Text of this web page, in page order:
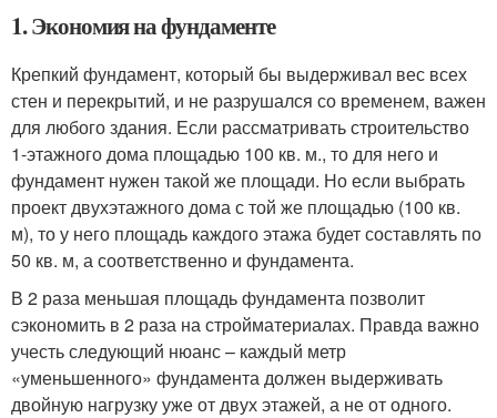
1. Экономия на фундаменте
Крепкий фундамент, который бы выдерживал вес всех
стен и перекрытий, и не разрушался со временем, важен
для любого здания. Если рассматривать строительство
1-этажного дома площадью 100 кв. м., то для него и
фундамент нужен такой же площади. Но если выбрать
проект двухэтажного дома с той же площадью (100 кв.
м), то у него площадь каждого этажа будет составлять по
50 кв. м, а соответственно и фундамента.
В 2 раза меньшая площадь фундамента позволит
сэкономить в 2 раза на стройматериалах. Правда важно
учесть следующий нюанс – каждый метр
«уменьшенного» фундамента должен выдерживать
двойную нагрузку уже от двух этажей, а не от одного.